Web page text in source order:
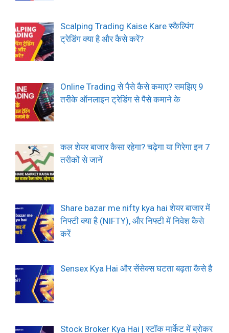
Scalping Trading Kaise Kare स्कैल्पिंग
ट्रेडिंग क्या है और कैसे करें?
Online Trading से पैसे कैसे कमाए? समझिए 9
तरीके ऑनलाइन ट्रेडिंग से पैसे कमाने के
कल शेयर बाजार कैसा रहेगा? चढ़ेगा या गिरेगा इन 7
तरीकों से जानें
Share bazar me nifty kya hai शेयर बाजार में
निफ्टी क्या है (NIFTY), और निफ्टी में निवेश कैसे
करें
Sensex Kya Hai और सेंसेक्स घटता बढ़ता कैसे है
Stock Broker Kya Hai | स्टॉक मार्केट में ब्रोकर